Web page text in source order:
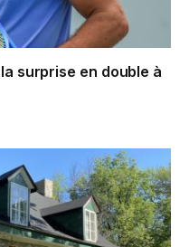
surprise en double à